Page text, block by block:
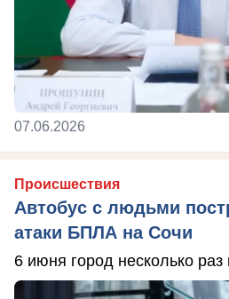
07.06.2026
Происшествия
Автобус с людьми
атаки БПЛА на Сочи
6 июня город несколько раз